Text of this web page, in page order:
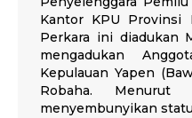
Kantor KPU Provinsi
Perkara ini diadukan
mengadukan
Kepulauan Yapen
Robaha. Menurut
menyembunyikan